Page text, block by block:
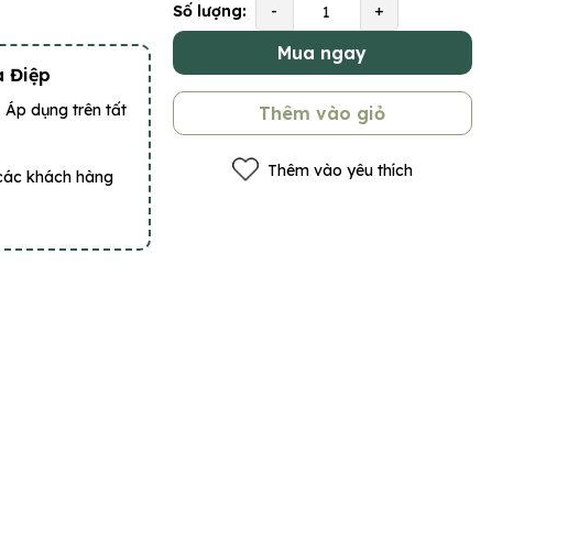
Điệp
Áp dụng trên tất
khách hàng
Số lượng: - +
Mua ngay
Thêm vào giỏ
Thêm vào yêu thích